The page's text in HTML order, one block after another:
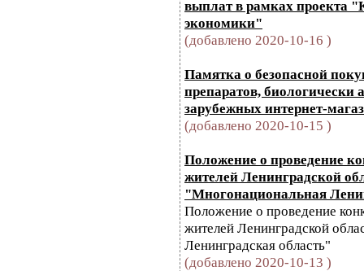
выплат в рамках проекта
экономики"
(добавлено 2020-10-16 )
Памятка о безопасной
препаратов, биологически
зарубежных интернет-
(добавлено 2020-10-15 )
Положение о проведение
жителей Ленинградской
"Многонациональная
Положение о проведение
жителей Ленинградской
Ленинградская область"
(добавлено 2020-10-13 )